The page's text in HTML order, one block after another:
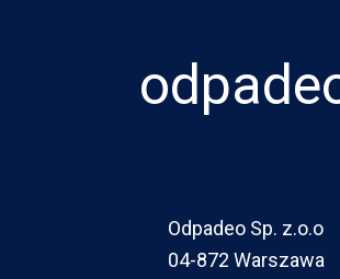
Odpadeo Sp. z.o.o
04-872 Warszawa